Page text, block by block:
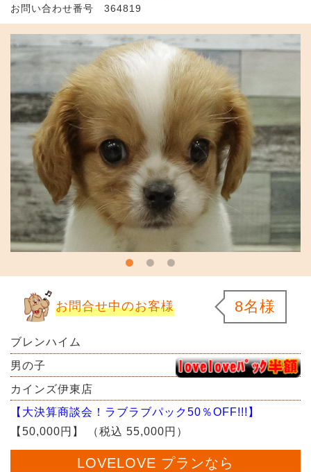
お問い合わせ番号 364819
お問合せ中のお客様 8名様
ブレンハイム
男の子
カインズ伊東店
【大決算商談会！ラブラブパック50％OFF!!!】
【50,000円】
（税込 55,000円）
LOVELOVE プランなら